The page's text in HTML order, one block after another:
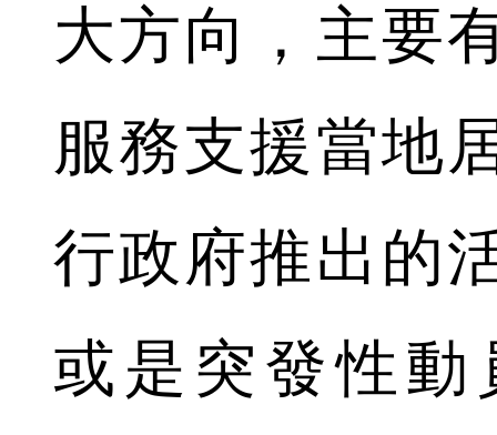
大方向，主要
服務支援當地
行政府推出的
或是突發性